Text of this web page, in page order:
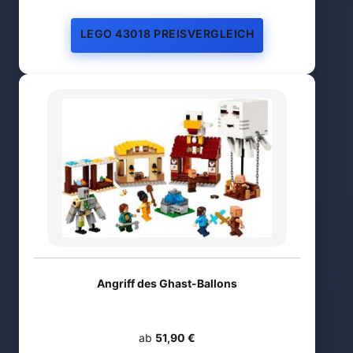
LEGO 43018 PREISVERGLEICH
Angriff des Ghast-Ballons
ab 51,90 €